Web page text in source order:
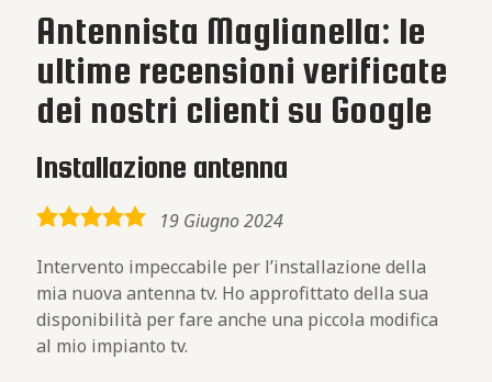
Antennista Maglianella: le
ultime recensioni verificate
dei nostri clienti su Google
Installazione antenna
5,0
19 Giugno 2024
Intervento impeccabile per l’installazione della
mia nuova antenna tv. Ho approfittato della sua
disponibilità per fare anche una piccola modifica
al mio impianto tv.